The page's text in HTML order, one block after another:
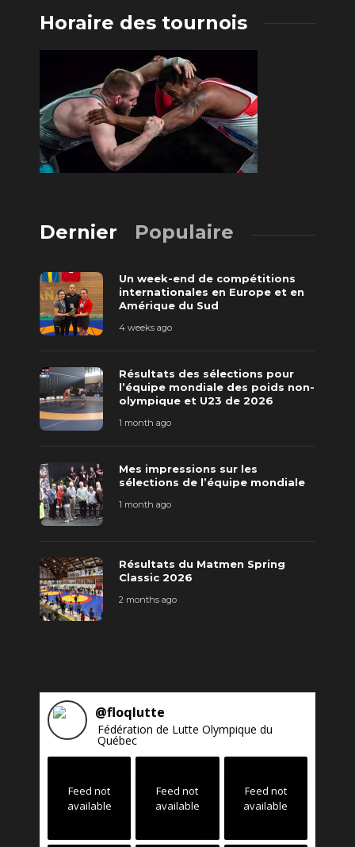
Horaire des tournois
Dernier Populaire
Un week-end de compétitions
internationales en Europe et en
Amérique du Sud
4 weeks ago
Résultats des sélections pour
l’équipe mondiale des poids non-
olympique et U23 de 2026
1 month ago
Mes impressions sur les
sélections de l’équipe mondiale
1 month ago
Résultats du Matmen Spring
Classic 2026
2 months ago
@floqlutte
Fédération de Lutte Olympique du
Québec
Feed not
available
Feed not
available
Feed not
available